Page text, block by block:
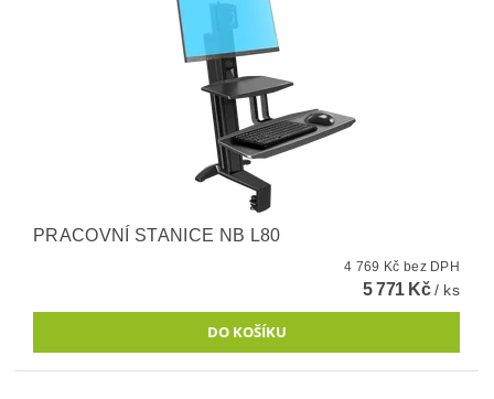
PRACOVNÍ STANICE NB L80
4 769 Kč bez DPH
5 771 Kč/ ks